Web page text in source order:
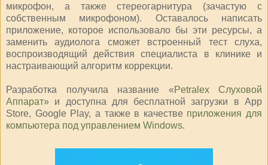
микрофон, а также стереогарнитура (зачастую с
собственным микрофоном). Оставалось написать
приложение, которое использовало бы эти ресурсы, а
заменить аудиолога сможет встроенный тест слуха,
воспроизводящий действия специалиста в клинике и
настраивающий алгоритм коррекции.
Разработка получила название «Petralex Слуховой
Аппарат» и доступна для бесплатной загрузки в App
Store, Google Play, а также в качестве приложения для
компьютера под управлением Windows.